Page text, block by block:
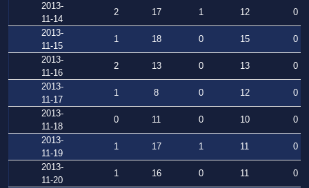
2013-
11-14
2 17 1 12
0
2013-
11-15
1 18 0 15
0
2013-
11-16
2 13 0 13
0
2013-
11-17
1 8 0 12
0
2013-
11-18
0 11 0 10
0
2013-
11-19
1 17 1 11
0
2013-
11-20
1 16 0 11
0